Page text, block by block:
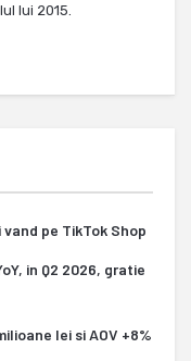
lui 2015.
pe TikTok Shop
in Q2 2026, gratie
lei si AOV +8%